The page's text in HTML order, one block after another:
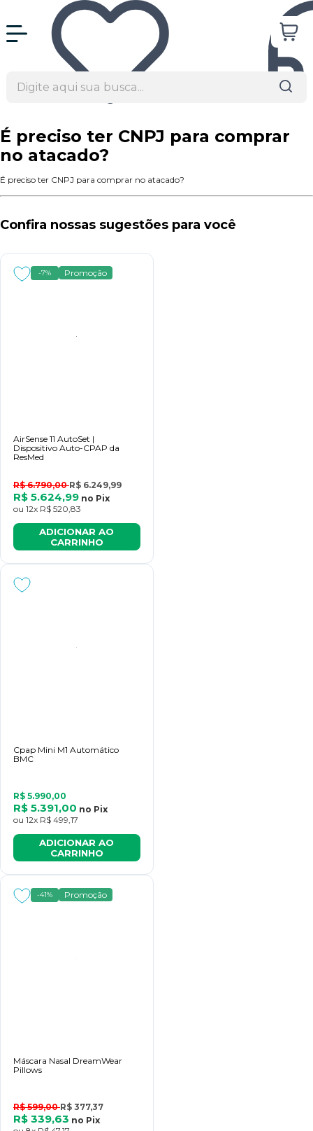
É preciso ter CNPJ para comprar
no atacado?
É preciso ter CNPJ para comprar no atacado?
Confira nossas sugestões para você
-7% Promoção
AirSense 11 AutoSet |
Dispositivo Auto-CPAP da
ResMed
R$ 6.790,00R$ 6.249,99
R$ 5.624,99 no Pix
ou 12x R$ 520,83
ADICIONAR AO
CARRINHO
Cpap Mini M1 Automático
BMC
R$ 5.990,00
R$ 5.391,00 no Pix
ou 12x R$ 499,17
ADICIONAR AO
CARRINHO
-41% Promoção
Máscara Nasal DreamWear
Pillows
R$ 599,00R$ 377,37
R$ 339,63 no Pix